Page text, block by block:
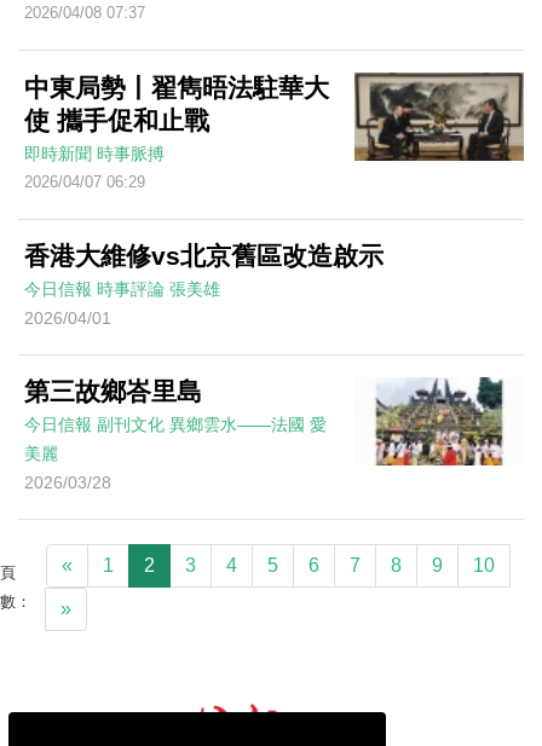
2026/04/08 07:37
中東局勢丨翟雋晤法駐華大
使 攜手促和止戰
即時新聞 時事脈搏
2026/04/07 06:29
香港大維修vs北京舊區改造啟示
今日信報 時事評論 張美雄
2026/04/01
第三故鄉峇里島
今日信報 副刊文化 異鄉雲水——法國 愛
美麗
2026/03/28
頁
數：
« 1 2 3 4 5 6 7 8 9 10
»